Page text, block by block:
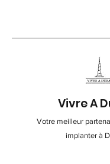
Vivre A
Votre meilleur
implanter à